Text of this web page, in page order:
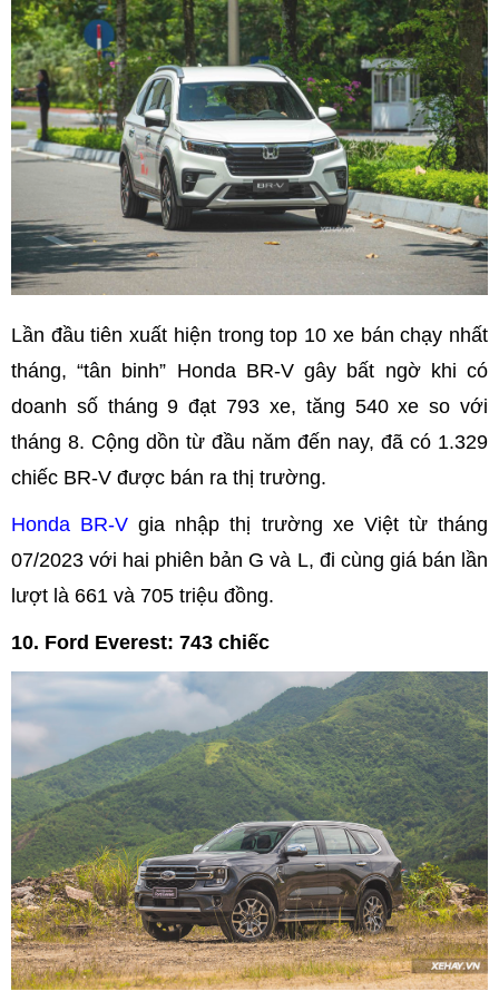
Lần đầu tiên xuất hiện trong top 10 xe bán chạy nhất
tháng, “tân binh” Honda BR-V gây bất ngờ khi có
doanh số tháng 9 đạt 793 xe, tăng 540 xe so với
tháng 8. Cộng dồn từ đầu năm đến nay, đã có 1.329
chiếc BR-V được bán ra thị trường.
Honda BR-Vgia nhập thị trường xe Việt từ tháng
07/2023 với hai phiên bản G và L, đi cùng giá bán lần
lượt là 661 và 705 triệu đồng.
10. Ford Everest: 743 chiếc